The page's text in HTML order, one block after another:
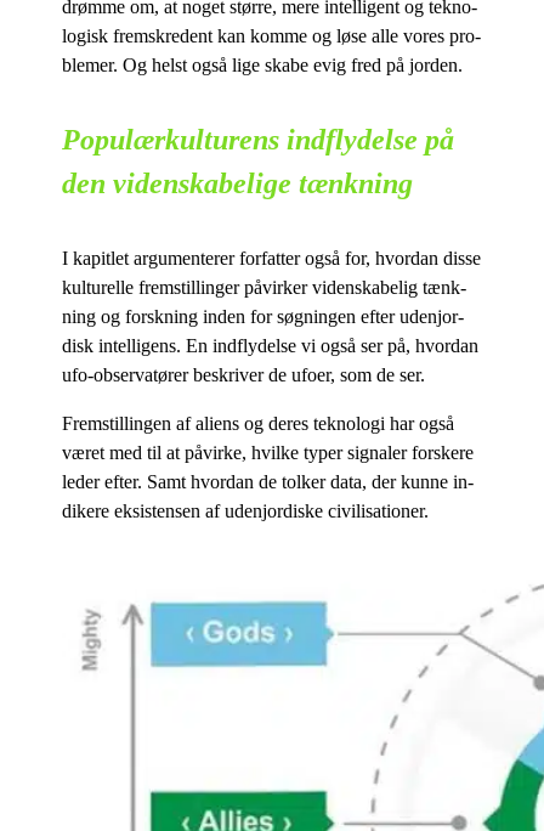
drøm­me om, at no­get stør­re, mere in­tel­li­gent og tek­no­
lo­gisk frem­skre­dent kan kom­me og løse alle vo­res pro­
ble­mer. Og helst også lige ska­be evig fred på jorden.
Populærkulturens indflydelse på
den videnskabelige tænkning
I ka­pit­let ar­gu­men­te­rer for­fat­ter også for, hvor­dan dis­se
kul­tu­rel­le frem­stil­lin­ger på­vir­ker vi­den­ska­be­lig tænk­
ning og forsk­ning in­den for søg­nin­gen ef­ter udenjor­
disk in­tel­li­gens. En ind­fly­del­se vi også ser på, hvor­dan
ufo-ob­ser­va­tø­rer be­skri­ver de ufo­er, som de ser.
Frem­stil­lin­gen af ali­ens og de­res tek­no­lo­gi har også
væ­ret med til at på­vir­ke, hvil­ke ty­per sig­na­ler for­ske­re
le­der ef­ter. Samt hvor­dan de tol­ker data, der kun­ne in­
di­ke­re ek­si­sten­sen af udenjor­di­ske civilisationer.